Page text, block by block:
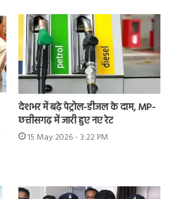
देशभर में बढ़े पेट्रोल-डीजल के दाम, MP-
छत्तीसगढ़ में जारी हुए नए रेट
15 May 2026 - 3:22 PM